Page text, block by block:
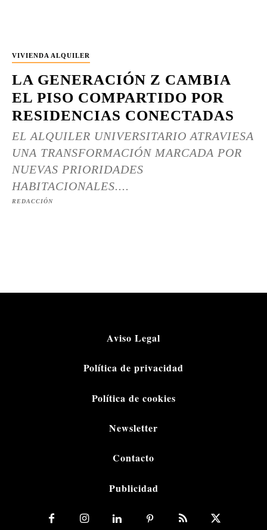
VIVIENDA ALQUILER
LA GENERACIÓN Z CAMBIA
EL PISO COMPARTIDO POR
RESIDENCIAS CONECTADAS
EL ALQUILER UNIVERSITARIO ATRAVIESA
UNA TRANSFORMACIÓN MARCADA POR
NUEVAS PRIORIDADES
HABITACIONALES....
REDACCIÓN
Aviso Legal
Política de privacidad
Política de cookies
Newsletter
Contacto
Publicidad